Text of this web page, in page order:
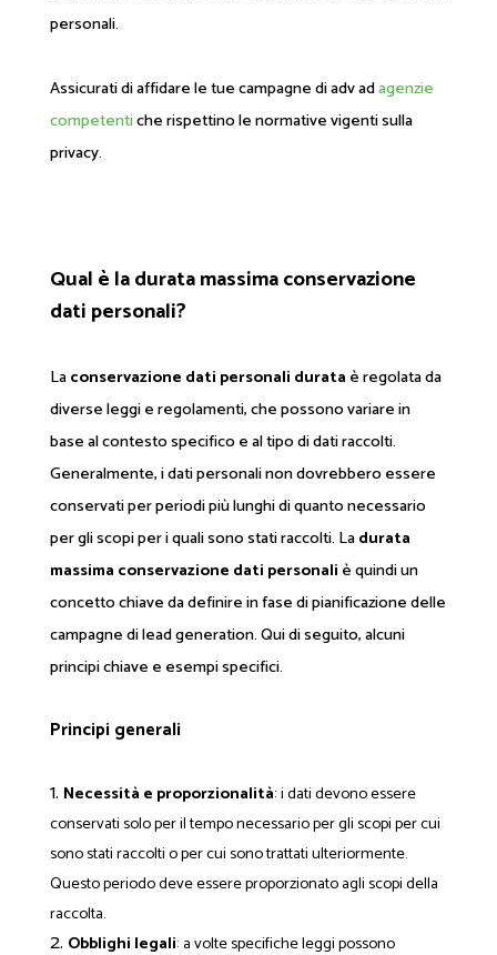
personali.
Assicurati di affidare le tue campagne di adv adagenzie
competentiche rispettino le normative vigenti sulla
privacy.
Qual è la durata massima conservazione
dati personali?
Laconservazione dati personali durata è regolata da
diverse leggi e regolamenti, che possono variare in
base al contesto specifico e al tipo di dati raccolti.
Generalmente, i dati personali non dovrebbero essere
conservati per periodi più lunghi di quanto necessario
per gli scopi per i quali sono stati raccolti. Ladurata
massima conservazione dati personali è quindi un
concetto chiave da definire in fase di pianificazione delle
campagne di lead generation. Qui di seguito, alcuni
principi chiave e esempi specifici.
Principi generali
Necessità e proporzionalità: i dati devono essere
conservati solo per il tempo necessario per gli scopi per cui
sono stati raccolti o per cui sono trattati ulteriormente.
Questo periodo deve essere proporzionato agli scopi della
raccolta.
Obblighi legali: a volte specifiche leggi possono